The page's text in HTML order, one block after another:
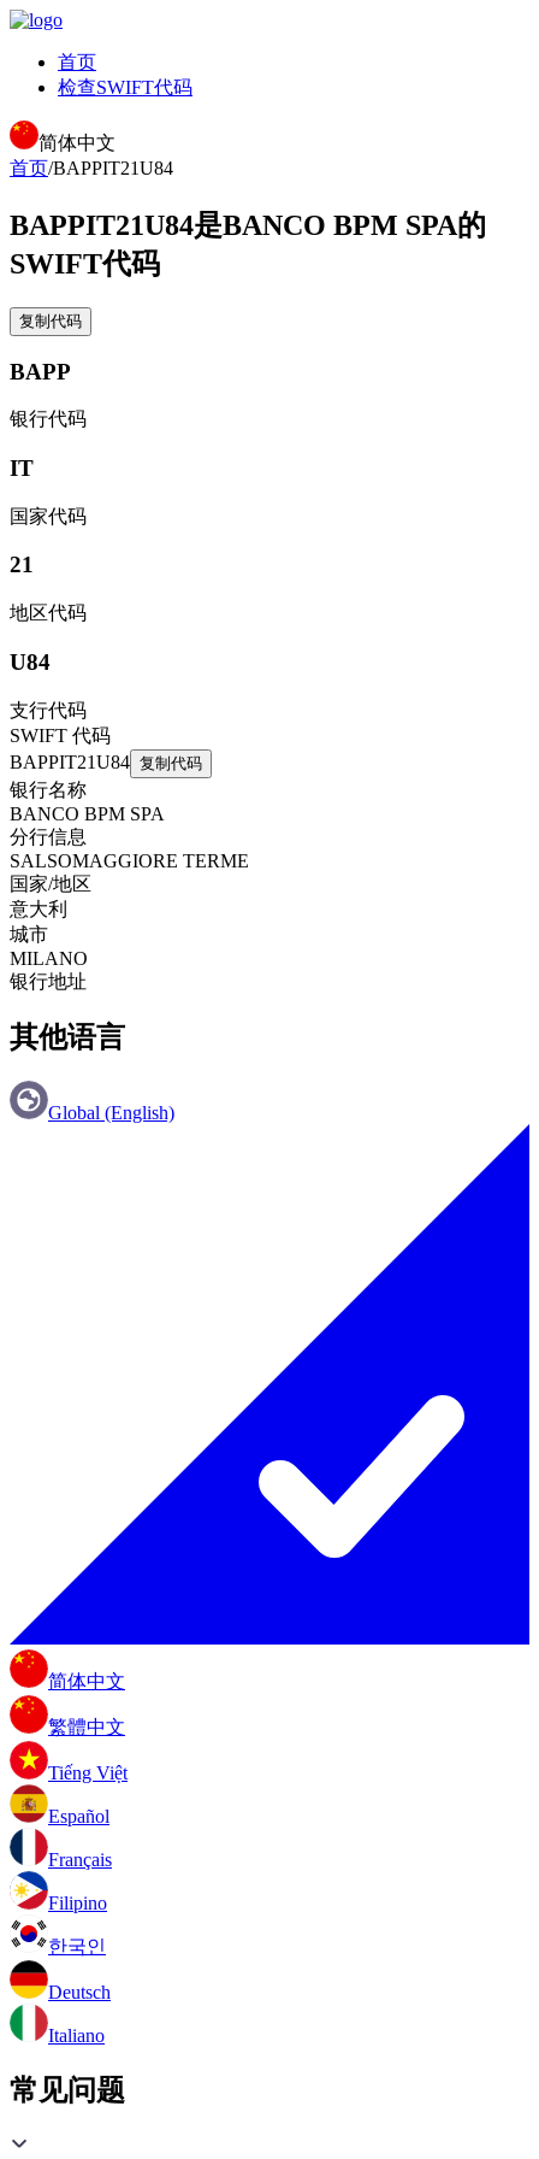
首页
检查SWIFT代码
简体中文
首页/BAPPIT21U84
BAPPIT21U84是BANCO BPM SPA的
SWIFT代码
复制代码
BAPP
银行代码
IT
国家代码
21
地区代码
U84
支行代码
SWIFT 代码
BAPPIT21U84 复制代码
银行名称
BANCO BPM SPA
分行信息
SALSOMAGGIORE TERME
国家/地区
意大利
城市
MILANO
银行地址
其他语言
Global (English)
简体中文
繁體中文
Tiếng Việt
Español
Français
Filipino
한국인
Deutsch
Italiano
常见问题